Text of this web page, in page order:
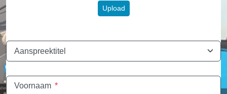
Upload
Aanspreektitel
Voornaam *